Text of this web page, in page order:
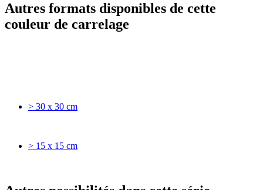
Autres formats disponibles de cette
couleur de carrelage
> 30 x 30 cm
> 15 x 15 cm